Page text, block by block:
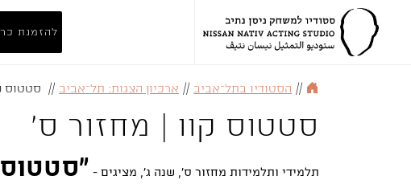
להזמנת
// הסטודיו בתל־אביב // ארכיון הצגות: תל־אביב // סטטוס
סטטוס קוו | מחזור ס׳
תלמידי ותלמידות מחזור ס׳, שנה ג', מציגים -